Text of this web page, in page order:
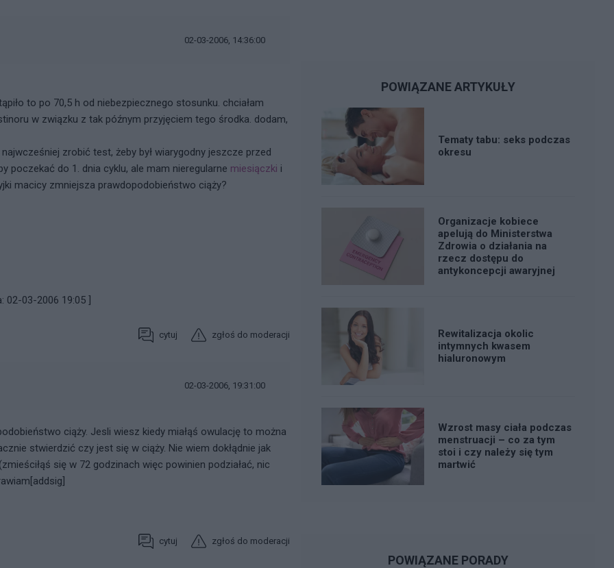
02-03-2006, 14:36:00
to po 70,5 h od niebezpiecznego stosunku. chciałam
w związku z tak późnym przyjęciem tego środka. dodam,
zrobić test, żeby był wiarygodny jeszcze przed
poczekać do 1. dnia cyklu, ale mam nieregularne miesiączki i
macicy zmniejsza prawdopodobieństwo ciąży?
02-03-2006 19:05 ]
cytuj zgłoś do moderacji
02-03-2006, 19:31:00
ciąży. Jesli wiesz kiedy miałąś owulację to można
stwierdzić czy jest się w ciąży. Nie wiem dokłądnie jak
się w 72 godzinach więc powinien podziałać, nic
cytuj zgłoś do moderacji
POWIĄZANE ARTYKUŁY
Tematy tabu: seks podczas
okresu
Organizacje kobiece
apelują do Ministerstwa
Zdrowia o działania na
rzecz dostępu do
antykoncepcji awaryjnej
Rewitalizacja okolic
intymnych kwasem
hialuronowym
Wzrost masy ciała podczas
menstruacji – co za tym
stoi i czy należy się tym
martwić
POWIĄZANE PORADY